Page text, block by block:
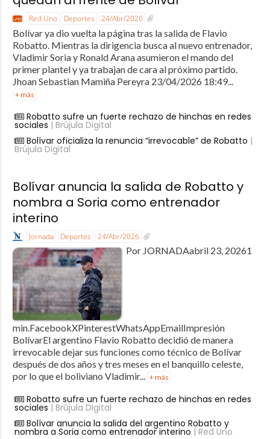
Red Uno Deportes 24/Abr/2026
Bolívar ya dio vuelta la página tras la salida de Flavio
Robatto. Mientras la dirigencia busca al nuevo entrenador,
Vladimir Soria y Ronald Arana asumieron el mando del
primer plantel y ya trabajan de cara al próximo partido.
Jhoan Sebastian Mamiña Pereyra 23/04/2026 18:49...
+ más
Robatto sufre un fuerte rechazo de hinchas en redes
sociales | Brújula Digital
Bolívar oficializa la renuncia “irrevocable” de Robatto |
Brújula Digital
Bolívar anuncia la salida de Robatto y
nombra a Soria como entrenador
interino
Jornada Deportes 24/Abr/2026
Por JORNADAabril 23, 20261
min.FacebookXPinterestWhatsAppEmailImpresión
BolívarEl argentino Flavio Robatto decidió de manera
irrevocable dejar sus funciones como técnico de Bolívar
después de dos años y tres meses en el banquillo celeste,
por lo que el boliviano Vladimir... + más
Robatto sufre un fuerte rechazo de hinchas en redes
sociales | Brújula Digital
Bolívar anuncia la salida del argentino Robatto y
nombra a Soria como entrenador interino | Red Uno